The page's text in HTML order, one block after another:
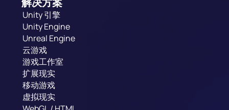
Unity 引擎
Unity Engine
Unreal Engine
云游戏
游戏工作室
扩展现实
移动游戏
虚拟现实